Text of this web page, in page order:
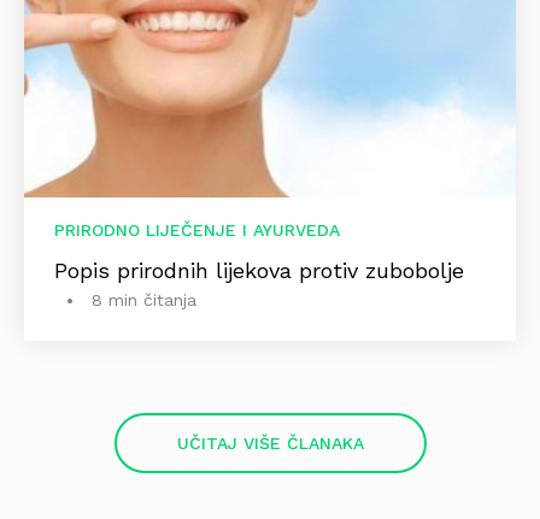
PRIRODNO LIJEČENJE I AYURVEDA
Popis prirodnih lijekova protiv zubobolje
8 min čitanja
UČITAJ VIŠE ČLANAKA